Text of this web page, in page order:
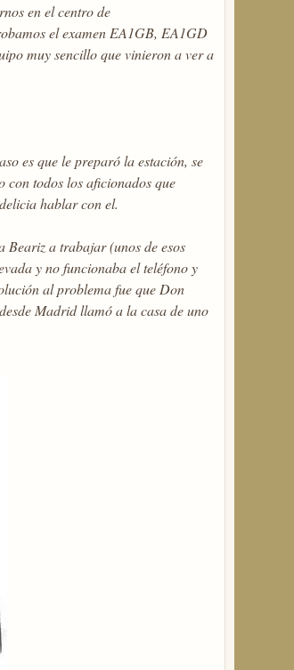
en el centro de
el examen EA1GB, EA1GD
muy sencillo que vinieron a ver a
es que le preparó la estación, se
con todos los aficionados que
hablar con el.
Beariz a trabajar (unos de esos
y no funcionaba el teléfono y
al problema fue que Don
Madrid llamó a la casa de uno